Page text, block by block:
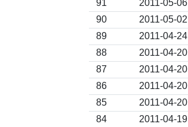
91
2011-05-06
90
2011-05-02
89
2011-04-24
88
2011-04-20
87
2011-04-20
86
2011-04-20
85
2011-04-20
84
2011-04-19